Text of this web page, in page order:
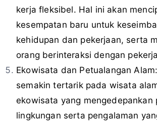
kerja fleksibel. Hal ini akan
kesempatan baru untuk
kehidupan dan pekerjaan, serta
orang berinteraksi dengan
Ekowisata dan Petualangan
semakin tertarik pada wisata
ekowisata yang mengedepankan
lingkungan serta pengalaman